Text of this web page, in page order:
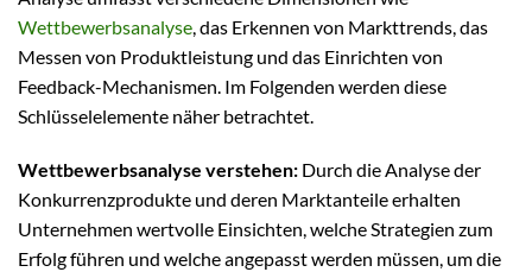
Wettbewerbsanalyse , das Erkennen von Markttrends, das
Messen von Produktleistung und das Einrichten von
Feedback-Mechanismen. Im Folgenden werden diese
Schlüsselelemente näher betrachtet.
Wettbewerbsanalyse verstehen: Durch die Analyse der
Konkurrenzprodukte und deren Marktanteile erhalten
Unternehmen wertvolle Einsichten, welche Strategien zum
Erfolg führen und welche angepasst werden müssen, um die